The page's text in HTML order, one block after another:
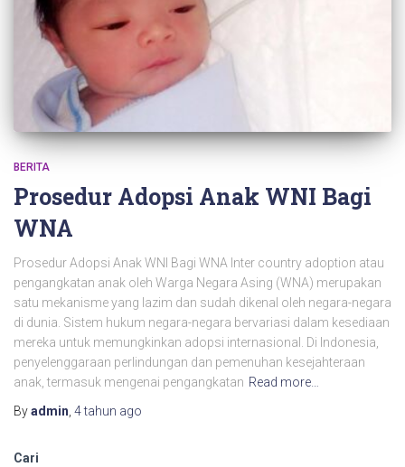
BERITA
Prosedur Adopsi Anak WNI Bagi
WNA
Prosedur Adopsi Anak WNI Bagi WNA Inter country adoption atau
pengangkatan anak oleh Warga Negara Asing (WNA) merupakan
satu mekanisme yang lazim dan sudah dikenal oleh negara-negara
di dunia. Sistem hukum negara-negara bervariasi dalam kesediaan
mereka untuk memungkinkan adopsi internasional. Di Indonesia,
penyelenggaraan perlindungan dan pemenuhan kesejahteraan
anak, termasuk mengenai pengangkatan Read more…
Byadmin 4 tahun ago
Cari